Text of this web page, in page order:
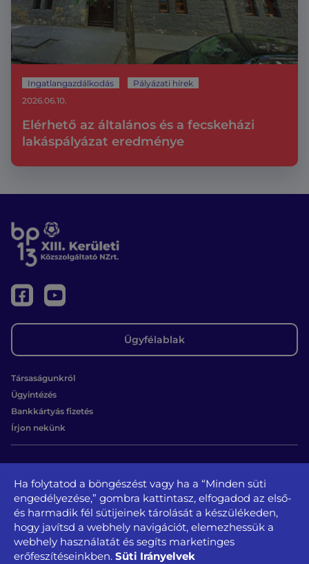
Ingatlangazdálkodás Pályázati hírek
Elérhető az általános és a fecskeházi
lakáspályázat eredménye
2026.06.10.
Ügyfélablak
Társaságunkról
Ügyintézés
Bankkártyás fizetés
Írjon nekünk
1131 Budapest, Béke u. 65.
tel.: +36 1 350-3728, + 36 1 350-3729
kozszolgaltato@kozszolgaltato.bp13.hu
OldaltérképImpresszum
Közérdekű
Akadálymentesítési
Ha folytatod a böngészést vagy ha a “Minden süti
engedélyezése,” gombra kattintasz, elfogadod az első-
és harmadik fél sütijeinek tárolását a készülékeden,
hogy javítsd a webhely navigációt, elemezhessük a
webhely használatát és segíts marketinges
erőfeszítéseinkben. Süti Irányelvek